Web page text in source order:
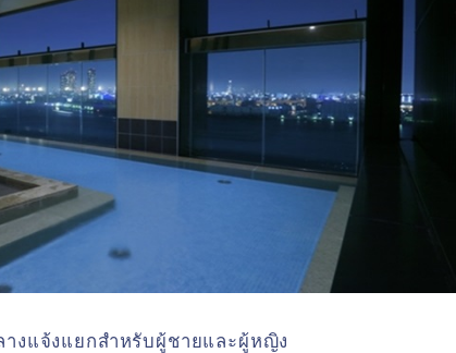
งแจ้งแยกสำหรับผู้ชายและผู้หญิง